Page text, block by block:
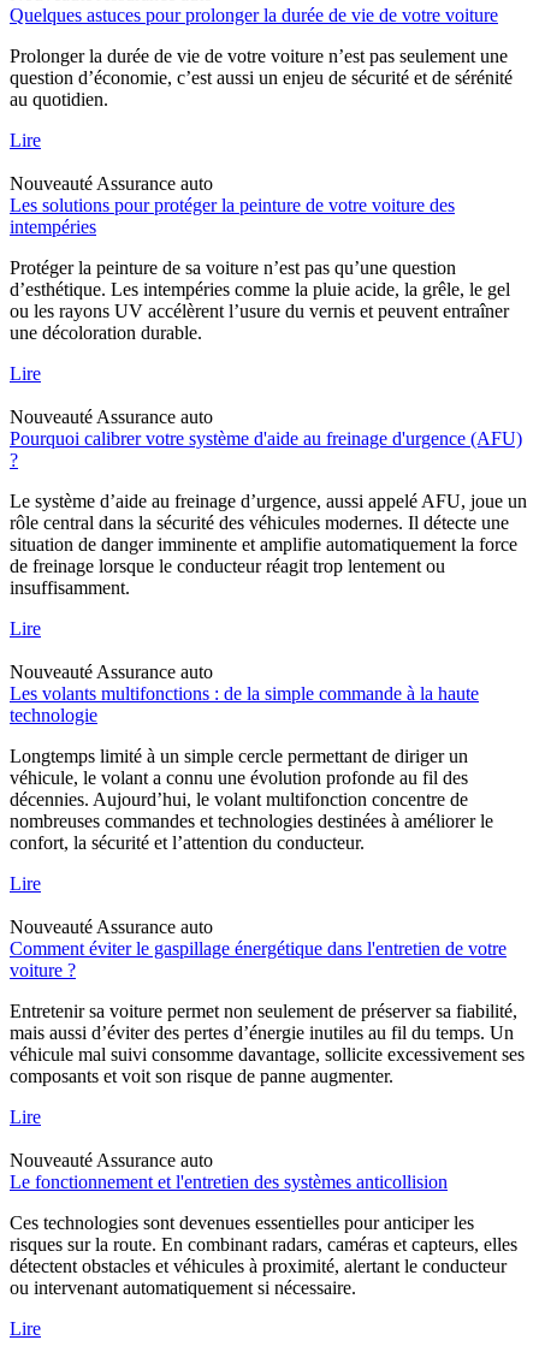
Quelques astuces pour prolonger la durée de vie de votre voiture
Prolonger la durée de vie de votre voiture n’est pas seulement une
question d’économie, c’est aussi un enjeu de sécurité et de sérénité
au quotidien.
Lire
Nouveauté Assurance auto
Les solutions pour protéger la peinture de votre voiture des
intempéries
Protéger la peinture de sa voiture n’est pas qu’une question
d’esthétique. Les intempéries comme la pluie acide, la grêle, le gel
ou les rayons UV accélèrent l’usure du vernis et peuvent entraîner
une décoloration durable.
Lire
Nouveauté Assurance auto
Pourquoi calibrer votre système d'aide au freinage d'urgence (AFU)
?
Le système d’aide au freinage d’urgence, aussi appelé AFU, joue un
rôle central dans la sécurité des véhicules modernes. Il détecte une
situation de danger imminente et amplifie automatiquement la force
de freinage lorsque le conducteur réagit trop lentement ou
insuffisamment.
Lire
Nouveauté Assurance auto
Les volants multifonctions : de la simple commande à la haute
technologie
Longtemps limité à un simple cercle permettant de diriger un
véhicule, le volant a connu une évolution profonde au fil des
décennies. Aujourd’hui, le volant multifonction concentre de
nombreuses commandes et technologies destinées à améliorer le
confort, la sécurité et l’attention du conducteur.
Lire
Nouveauté Assurance auto
Comment éviter le gaspillage énergétique dans l'entretien de votre
voiture ?
Entretenir sa voiture permet non seulement de préserver sa fiabilité,
mais aussi d’éviter des pertes d’énergie inutiles au fil du temps. Un
véhicule mal suivi consomme davantage, sollicite excessivement ses
composants et voit son risque de panne augmenter.
Lire
Nouveauté Assurance auto
Le fonctionnement et l'entretien des systèmes anticollision
Ces technologies sont devenues essentielles pour anticiper les
risques sur la route. En combinant radars, caméras et capteurs, elles
détectent obstacles et véhicules à proximité, alertant le conducteur
ou intervenant automatiquement si nécessaire.
Lire